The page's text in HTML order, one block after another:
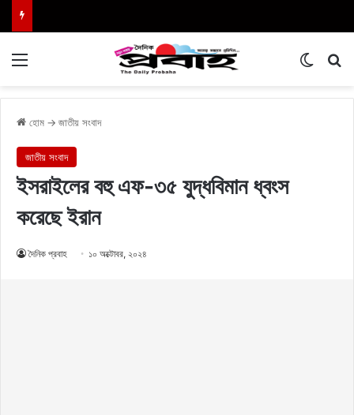
হোম → জাতীয় সংবাদ
জাতীয় সংবাদ
ইসরাইলের বহু এফ-৩৫ যুদ্ধবিমান ধ্বংস
করেছে ইরান
দৈনিক প্রবাহ ১০ অক্টোবর, ২০২৪